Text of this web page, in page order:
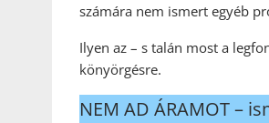
számára nem ismert egyéb
Ilyen az – s talán most a
könyörgésre.
NEM AD ÁRAMOT –